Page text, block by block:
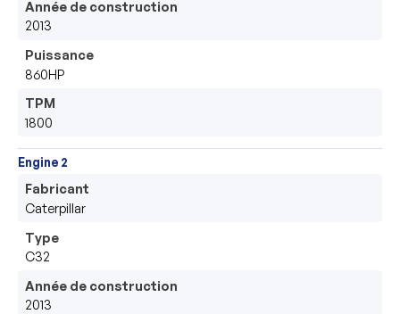
Année de construction
2013
Puissance
860HP
TPM
1800
Engine 2
Fabricant
Caterpillar
Type
C32
Année de construction
2013